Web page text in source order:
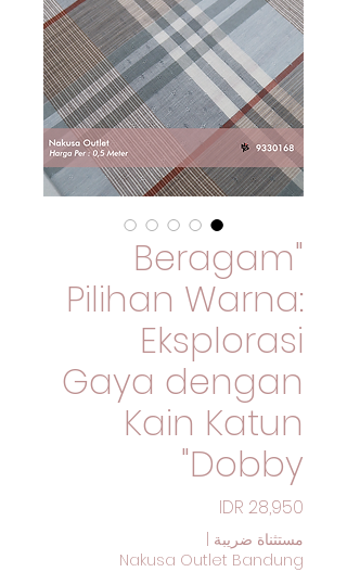
"Beragam
Pilihan Warna:
Eksplorasi
Gaya dengan
Kain Katun
Dobby"
مستثناة ضريبة
Nakusa Outlet Bandung